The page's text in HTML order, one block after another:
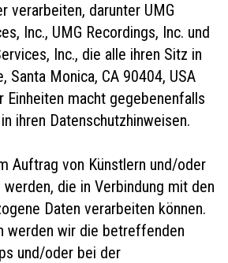
verarbeiten, darunter UMG
Inc., UMG Recordings, Inc. und
Inc., die alle ihren Sitz in
Santa Monica, CA 90404, USA
Einheiten macht gegebenenfalls
ihren Datenschutzhinweisen.
Auftrag von Künstlern und/oder
die in Verbindung mit den
Daten verarbeiten können.
werden wir die betreffenden
und/oder bei der